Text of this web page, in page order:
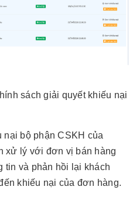
sách giải quyết khiếu nại
nại bộ phận CSKH của
xử lý với đơn vị bán hàng
tin và phản hồi lại khách
khiếu nại của đơn hàng.